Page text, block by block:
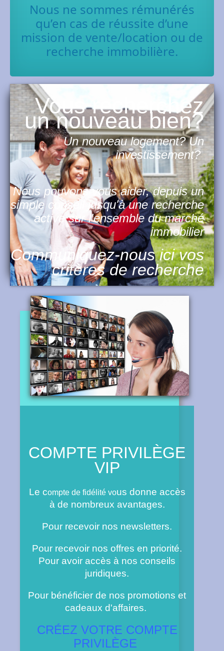
Nous ne sommes rémunérés
qu’en cas de réussite d’une
mission de vente/location ou de
recherche immobilière.
Vous recherchez
un nouveau bien?
Un nouveau logement? Un
investissement?
Nous pouvons vous aider, depuis un
simple conseil jusqu'à une recherche
active sur l'ensemble du marché
immobilier
Communiquez-nous ici vos
critères de recherche
COMPTE PRIVILÈGE
VIP
Le compte de fidélité vous donne accès
à de nombreux avantages.
Pour recevoir nos newsletters.
Pour recevoir nos offres en priorité.
Pour avoir accès à nos conseils
juridiques.
Pour bénéficier de nos promotions et
cadeaux d'affaires.
CRÉEZ VOTRE COMPTE
PRIVILÈGE